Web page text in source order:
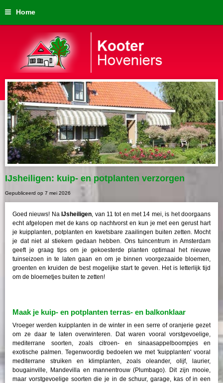
Home
IJsheiligen: kuip- en potplanten verzorgen
Gepubliceerd op 7 mei 2026
Goed nieuws! NaIJsheiligen , van 11 tot en met 14 mei, is het doorgaans
echt afgelopen met de kans op nachtvorst en kun je met een gerust hart
je kuipplanten, potplanten en kwetsbare zaailingen buiten zetten. Mocht
je dat niet al stiekem gedaan hebben. Ons tuincentrum in Amsterdam
geeft je graag tips om je gekoesterde planten optimaal het nieuwe
tuinseizoen in te laten gaan en om je binnen voorgezaaide bloemen,
groenten en kruiden de best mogelijke start te geven. Het is letterlijk tijd
om de bloemetjes buiten te zetten!
Maak je kuip- en potplanten terras- en balkonklaar
Vroeger werden kuipplanten in de winter in een serre of oranjerie gezet
om ze daar te laten overwinteren. Dat waren vooral vorstgevoelige,
mediterrane soorten, zoals citroen- en sinaasappelboompjes en
exotische palmen. Tegenwoordig bedoelen we met 'kuipplanten' vooral
mediterrane struiken en klimplanten, zoals oleander, olijf, laurier,
bougainville, Mandevilla en mannentrouw (Plumbago). Dit zijn mooie,
maar vorstgevoelige soorten die je in de schuur, garage, kas of in een